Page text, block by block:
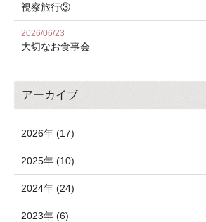
視察旅行③
2026/06/23
大切なお食事会
アーカイブ
2026年 (17)
2025年 (10)
2024年 (24)
2023年 (6)